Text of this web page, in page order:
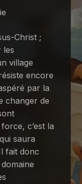
Christ ;
les
village
encore
par la
changer de
c’est la
saura
fait donc